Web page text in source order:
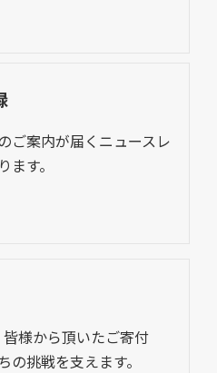
ご案内が届くニュースレ
す。
様から頂いたご寄付
挑戦を支えます。